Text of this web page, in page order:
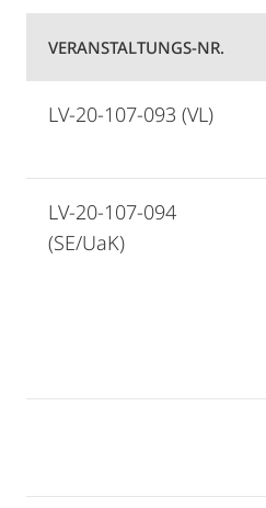
VERANSTALTUNGS-NR.
LV-20-107-093 (VL)
LV-20-107-094
(SE/UaK)